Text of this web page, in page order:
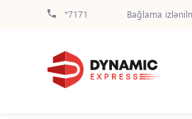
*7171 Bağlama